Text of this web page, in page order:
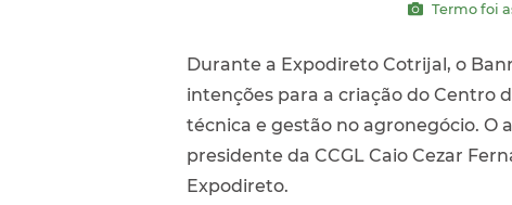
Termo foi
Durante a Expodireto Cotrijal, o
intenções para a criação do Centro
técnica e gestão no agronegócio. O
presidente da CCGL Caio Cezar
Expodireto.